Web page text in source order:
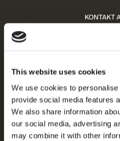
This website uses cookies
We use cookies to
provide social media features
We also share information
our social media, advertising
may combine it with other
KONTAKT
Rat?
Unser Angebot wird täglich
eine Nachricht mit Ihren
werden Ihnen helfen, eine
Bedürfnissen